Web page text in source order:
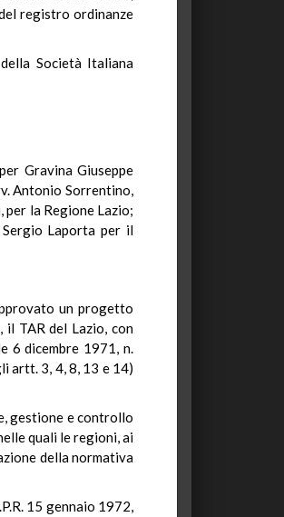
registro ordinanze
Società Italiana
Gravina Giuseppe
Antonio Sorrentino,
la Regione Lazio;
Sergio Laporta per il
un progetto
TAR del Lazio, con
6 dicembre 1971, n.
artt. 3, 4, 8, 13 e 14)
gestione e controllo
quali le regioni, ai
della normativa
15 gennaio 1972,